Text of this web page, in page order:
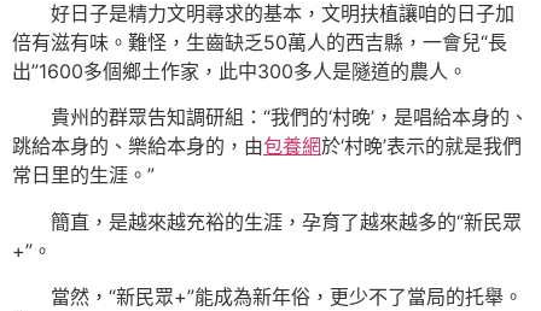
好日子是精力文明尋求的基本，文明扶植讓咱的日子加
倍有滋有味。難怪，生齒缺乏50萬人的西吉縣，一會兒“長
出”1600多個鄉土作家，此中300多人是隧道的農人。
貴州的群眾告知調研組：“我們的‘村晚’，是唱給本身的、
跳給本身的、樂給本身的，由包養網於‘村晚’表示的就是我們
常日里的生涯。”
簡直，是越來越充裕的生涯，孕育了越來越多的“新民眾
+”。
當然，“新民眾+”能成為新年俗，更少不了當局的托舉。